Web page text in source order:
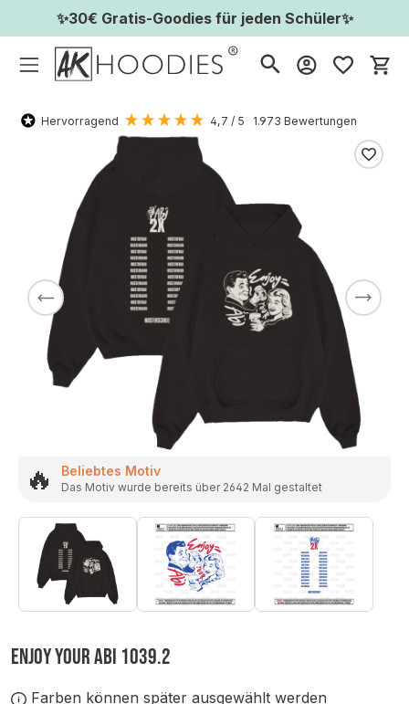
✨30€ Gratis-Goodies für jeden Schüler✨
Hervorragend 4,7 / 5 1.973 Bewertungen
🔥 Beliebtes Motiv
Das Motiv wurde bereits über 2642 Mal gestaltet
ENJOY YOUR ABI 1039.2
Farben können später ausgewählt werden